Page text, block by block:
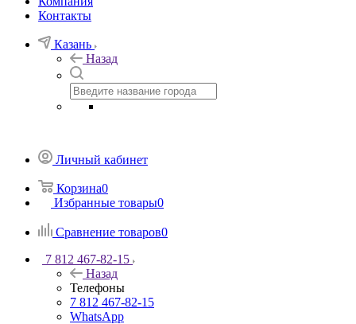
Контакты
Казань
Назад
Личный кабинет
Корзина0
Избранные товары0
Сравнение товаров0
7 812 467-82-15
Назад
Телефоны
7 812 467-82-15
WhatsApp